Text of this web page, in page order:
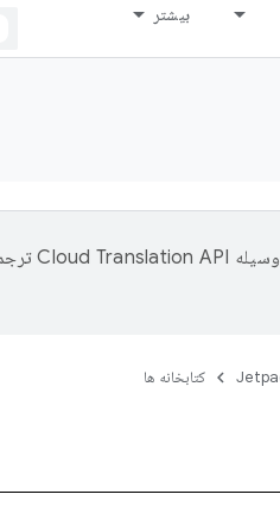
بیشتر
کتابخانه ها